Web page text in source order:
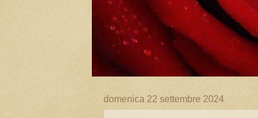
domenica 22 settembre 2024